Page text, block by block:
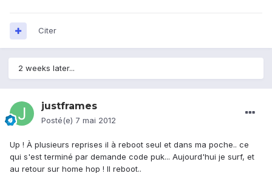
Citer
2 weeks later...
justframes
Posté(e) 7 mai 2012
Up ! À plusieurs reprises il à reboot seul et dans ma poche.. ce
qui s'est terminé par demande code puk... Aujourd'hui je surf, et
au retour sur home hop ! Il reboot..